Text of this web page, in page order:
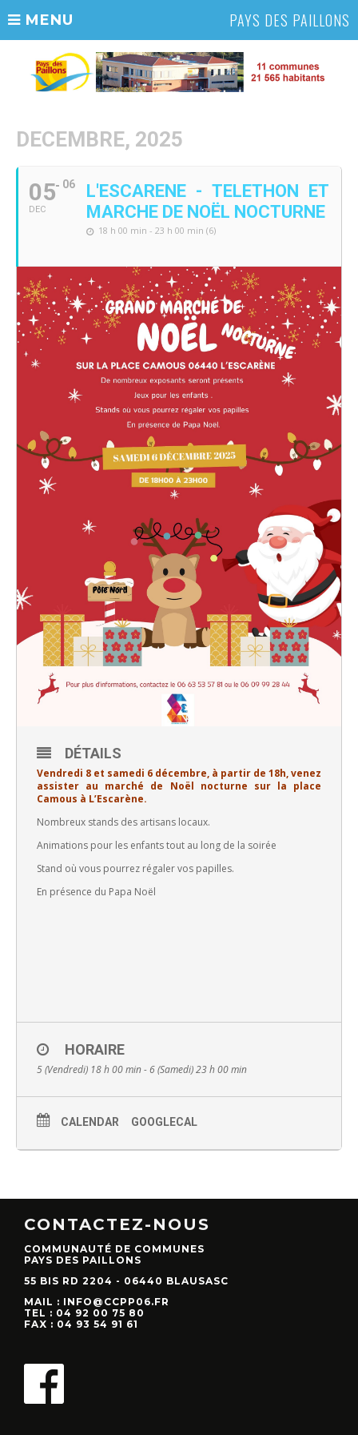
MENU PAYS DES PAILLONS
DECEMBRE, 2025
05
DEC
06
L'ESCARENE - TELETHON ET
MARCHE DE NOËL NOCTURNE
18 h 00 min - 23 h 00 min (6)
DÉTAILS
Vendredi 8 et samedi 6 décembre, à partir de 18h, venez
assister au marché de Noël nocturne sur la place
Camous à L’Escarène.
Nombreux stands des artisans locaux.
Animations pour les enfants tout au long de la soirée
Stand où vous pourrez régaler vos papilles.
En présence du Papa Noël
HORAIRE
5 (Vendredi) 18 h 00 min - 6 (Samedi) 23 h 00 min
CALENDAR GOOGLECAL
CONTACTEZ-NOUS
COMMUNAUTÉ DE COMMUNES
PAYS DES PAILLONS
55 BIS RD 2204 - 06440 BLAUSASC
MAIL : INFO@CCPP06.FR
TEL : 04 92 00 75 80
FAX : 04 93 54 91 61